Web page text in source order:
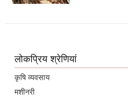
लोकप्रिय श्रेणियां
कृषि व्यवसाय
मशीनरी